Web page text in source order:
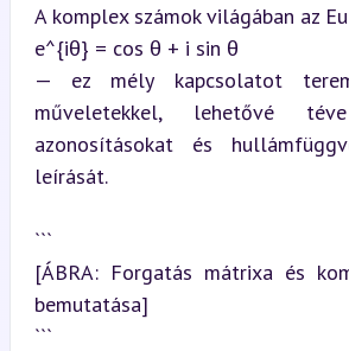
A komplex számok világában az
e^{iθ} = cos θ + i sin θ
— ez mély kapcsolatot
műveletekkel, lehetővé
azonosításokat és
leírását.
```
[ÁBRA: Forgatás mátrixa és
bemutatása]
```